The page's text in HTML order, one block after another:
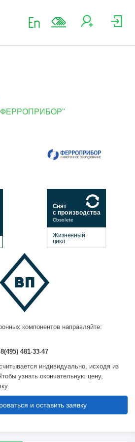
Жизненный
цикл
Obsolete
Снят
с производства
компонентов направляйте:
8(495) 481-33-47
индивидуально, исходя из
узнать окончательную цену,
и оставить заявку